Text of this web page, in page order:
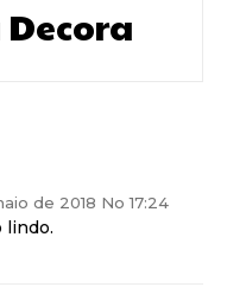
de 2018 No 17:24
lindo.